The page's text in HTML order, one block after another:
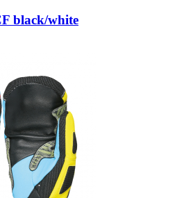
black/white